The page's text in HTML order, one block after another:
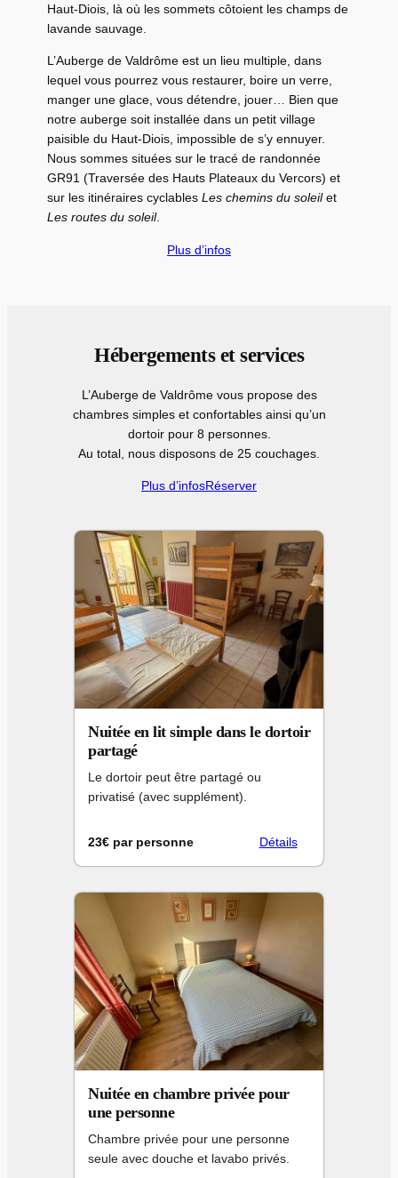
Haut-Diois, là où les sommets côtoient les champs de
lavande sauvage.
L’Auberge de Valdrôme est un lieu multiple, dans
lequel vous pourrez vous restaurer, boire un verre,
manger une glace, vous détendre, jouer… Bien que
notre auberge soit installée dans un petit village
paisible du Haut-Diois, impossible de s’y ennuyer.
Nous sommes situées sur le tracé de randonnée
GR91 (Traversée des Hauts Plateaux du Vercors) et
sur les itinéraires cyclables Les chemins du soleilet
Les routes du soleil.
Plus d’infos
Hébergements et services
L’Auberge de Valdrôme vous propose des
chambres simples et confortables ainsi qu’un
dortoir pour 8 personnes.
Au total, nous disposons de 25 couchages.
Plus d’infosRéserver
Nuitée en lit simple dans le dortoir
partagé
Le dortoir peut être partagé ou
privatisé (avec supplément).
23€ par personne Détails
Nuitée en chambre privée pour
une personne
Chambre privée pour une personne
seule avec douche et lavabo privés.